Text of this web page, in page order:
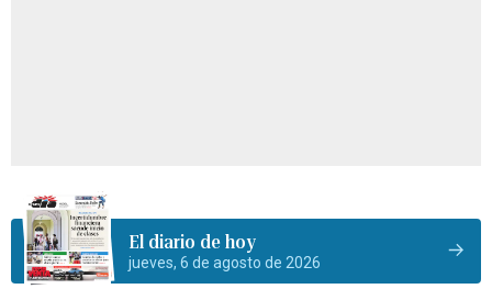
El diario de hoy
jueves, 6 de agosto de 2026